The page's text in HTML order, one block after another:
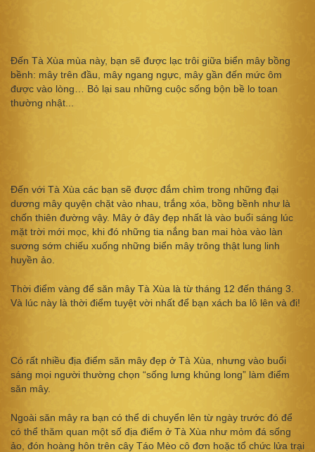
Đến Tà Xùa mùa này, bạn sẽ được lạc trôi giữa biển mây bồng
bềnh: mây trên đầu, mây ngang ngực, mây gần đến mức ôm
được vào lòng… Bỏ lại sau những cuộc sống bộn bề lo toan
thường nhật...
Đến với Tà Xùa các bạn sẽ được đắm chìm trong những đại
dương mây quyện chặt vào nhau, trắng xóa, bồng bềnh như là
chốn thiên đường vậy. Mây ở đây đẹp nhất là vào buổi sáng lúc
mặt trời mới mọc, khi đó những tia nắng ban mai hòa vào làn
sương sớm chiếu xuống những biển mây trông thật lung linh
huyền ảo.
Thời điểm vàng để săn mây Tà Xùa là từ tháng 12 đến tháng 3.
Và lúc này là thời điểm tuyệt vời nhất để bạn xách ba lô lên và đi!
Có rất nhiều địa điểm săn mây đẹp ở Tà Xùa, nhưng vào buổi
sáng mọi người thường chọn “sống lưng khủng long” làm điểm
săn mây.
Ngoài săn mây ra bạn có thể di chuyển lên từ ngày trước đó để
có thể thăm quan một số địa điểm ở Tà Xùa như mỏm đá sống
ảo, đón hoàng hôn trên cây Táo Mèo cô đơn hoặc tổ chức lửa trại